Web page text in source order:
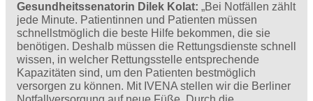
Gesundheitssenatorin Dilek Kolat: „Bei Notfällen zählt
jede Minute. Patientinnen und Patienten müssen
schnellstmöglich die beste Hilfe bekommen, die sie
benötigen. Deshalb müssen die Rettungsdienste schnell
wissen, in welcher Rettungsstelle entsprechende
Kapazitäten sind, um den Patienten bestmöglich
versorgen zu können. Mit IVENA stellen wir die Berliner